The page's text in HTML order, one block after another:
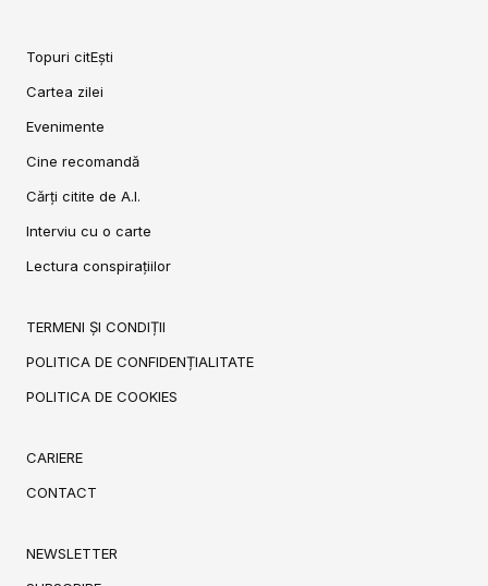
Topuri citEști
Cartea zilei
Evenimente
Cine recomandă
Cărți citite de A.I.
Interviu cu o carte
Lectura conspirațiilor
TERMENI ȘI CONDIȚII
POLITICA DE CONFIDENȚIALITATE
POLITICA DE COOKIES
CARIERE
CONTACT
NEWSLETTER